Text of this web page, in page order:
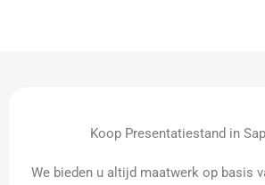
Koop Presentatiestand in
We bieden u altijd maatwerk op basis